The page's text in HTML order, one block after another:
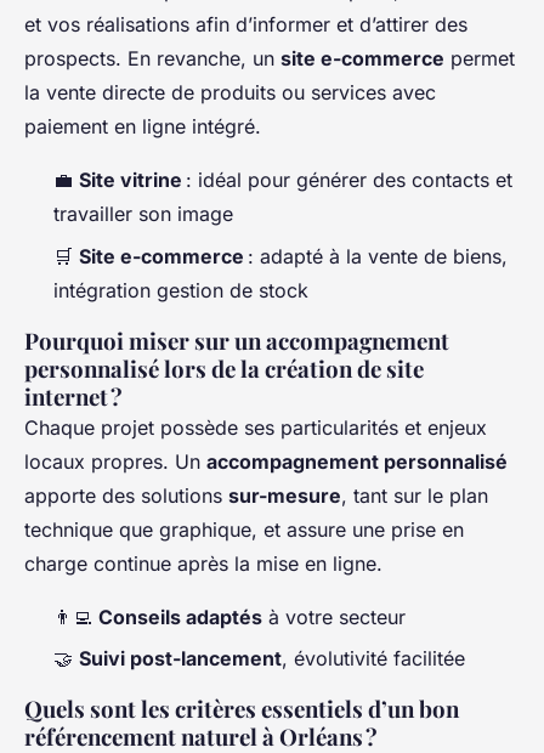
et vos réalisations afin d’informer et d’attirer des
prospects. En revanche, un site e-commerce permet
la vente directe de produits ou services avec
paiement en ligne intégré.
💼 Site vitrine : idéal pour générer des contacts et
travailler son image
🛒 Site e-commerce : adapté à la vente de biens,
intégration gestion de stock
Pourquoi miser sur un accompagnement
personnalisé lors de la création de site
internet ?
Chaque projet possède ses particularités et enjeux
locaux propres. Un accompagnement personnalisé
apporte des solutions sur-mesure, tant sur le plan
technique que graphique, et assure une prise en
charge continue après la mise en ligne.
👨‍💻 Conseils adaptés à votre secteur
🤝 Suivi post-lancement, évolutivité facilitée
Quels sont les critères essentiels d’un bon
référencement naturel à Orléans ?